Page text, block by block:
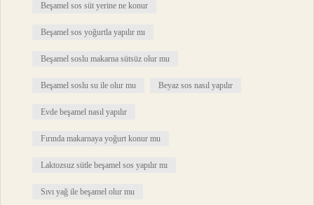
Beşamel sos süt yerine ne konur
Beşamel sos yoğurtla yapılır mı
Beşamel soslu makarna sütsüz olur mu
Beşamel soslu su ile olur mu Beyaz sos nasıl yapılır
Evde beşamel nasıl yapılır
Fırında makarnaya yoğurt konur mu
Laktozsuz sütle beşamel sos yapılır mı
Sıvı yağ ile beşamel olur mu